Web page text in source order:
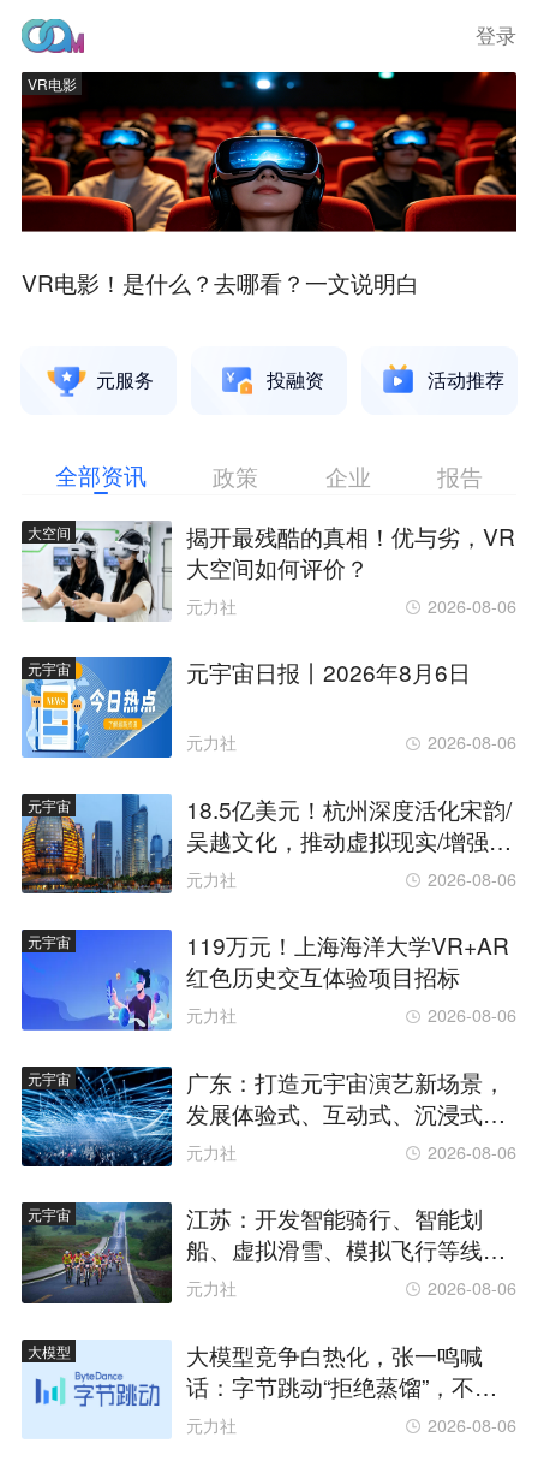
登录
VR电影
VR电影！是什么？去哪看？一文说明白
元服务 投融资 活动推荐
全部资讯 政策 企业 报告
大空间
揭开最残酷的真相！优与劣，VR
大空间如何评价？
元力社 2026-08-06
元宇宙 元宇宙日报丨2026年8月6日
元力社 2026-08-06
元宇宙
18.5亿美元！杭州深度活化宋韵/
吴越文化，推动虚拟现实/增强现
实与旅游场景融合
元力社 2026-08-06
元宇宙
119万元！上海海洋大学VR+AR
红色历史交互体验项目招标
元力社 2026-08-06
元宇宙
广东：打造元宇宙演艺新场景，
发展体验式、互动式、沉浸式演
艺空间
元力社 2026-08-06
元宇宙
江苏：开发智能骑行、智能划
船、虚拟滑雪、模拟飞行等线上
产品
元力社 2026-08-06
大模型
大模型竞争白热化，张一鸣喊
话：字节跳动“拒绝蒸馏”，不用
别人输出换榜单排名
元力社 2026-08-06